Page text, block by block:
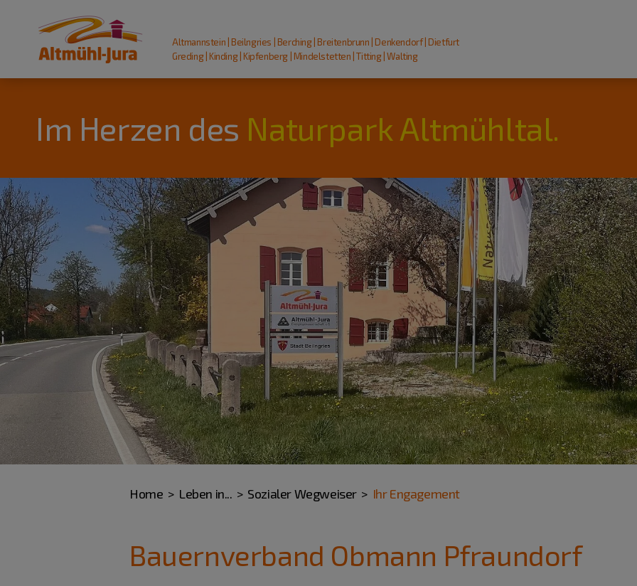
Altmannstein | Beilngries | Berching | Breitenbrunn | Denkendorf | Dietfurt
Greding | Kinding | Kipfenberg | Mindelstetten | Titting | Walting
Im Herzen des Naturpark Altmühltal.
Home Leben in... Sozialer Wegweiser Ihr Engagement
Bauernverband Obmann Pfraundorf